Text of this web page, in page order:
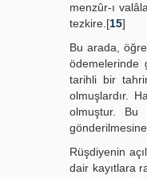
menzûr-ı
tezkire.[15]
Bu arada,
ödemelerinde
tarihli bir
olmuşlardır.
olmuştur. Bu
Rüşdiyenin
dair kayıtlara